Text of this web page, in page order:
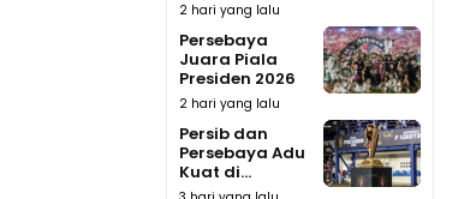
2 hari yang lalu
Persebaya
Juara Piala
Presiden 2026
2 hari yang lalu
Persib dan
Persebaya Adu
Kuat di...